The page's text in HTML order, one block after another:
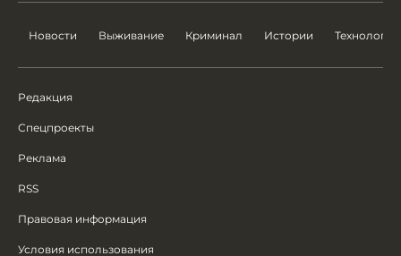
Новости Выживание Криминал Истории Технологии
Редакция
Спецпроекты
Реклама
RSS
Правовая информация
Условия использования